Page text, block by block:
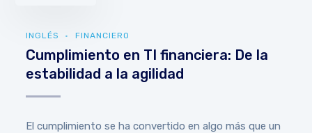
INGLÉS FINANCIERO
Cumplimiento en TI financiera: De la
estabilidad a la agilidad
El cumplimiento se ha convertido en algo más que un